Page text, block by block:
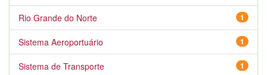
1
Rio Grande do Norte
1
Sistema Aeroportuário
1
Sistema de Transporte